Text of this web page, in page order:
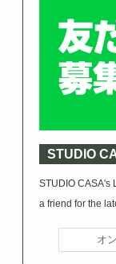
STUDIO
STUDIO CASA's
a friend for the
オ